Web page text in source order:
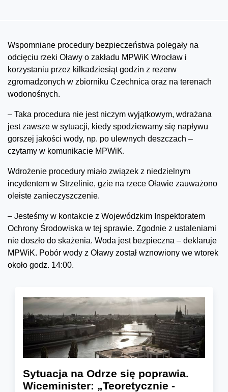
Wspomniane procedury bezpieczeństwa polegały na
odcięciu rzeki Oławy o zakładu MPWiK Wrocław i
korzystaniu przez kilkadziesiąt godzin z rezerw
zgromadzonych w zbiorniku Czechnica oraz na terenach
wodonośnych.
– Taka procedura nie jest niczym wyjątkowym, wdrażana
jest zawsze w sytuacji, kiedy spodziewamy się napływu
gorszej jakości wody, np. po ulewnych deszczach –
czytamy w komunikacie MPWiK.
Wdrożenie procedury miało związek z niedzielnym
incydentem w Strzelinie, gzie na rzece Oławie zauważono
oleiste zanieczyszczenie.
– Jesteśmy w kontakcie z Wojewódzkim Inspektoratem
Ochrony Środowiska w tej sprawie. Zgodnie z ustaleniami
nie doszło do skażenia. Woda jest bezpieczna – deklaruje
MPWiK. Pobór wody z Oławy został wznowiony we wtorek
około godz. 14:00.
Sytuacja na Odrze się poprawia.
Wiceminister: „Teoretycznie -